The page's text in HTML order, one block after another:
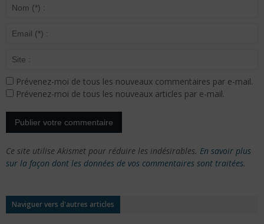
Prévenez-moi de tous les nouveaux commentaires par e-mail.
Prévenez-moi de tous les nouveaux articles par e-mail.
Ce site utilise Akismet pour réduire les indésirables. En savoir plus
sur la façon dont les données de vos commentaires sont traitées.
Naviguer vers d'autres articles